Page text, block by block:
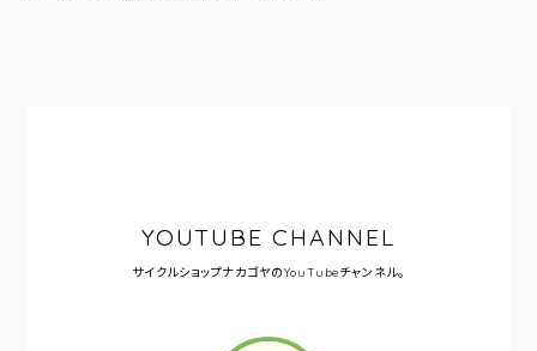
YOUTUBE CHANNEL
サイクルショップナカゴヤのYouTubeチャンネル。